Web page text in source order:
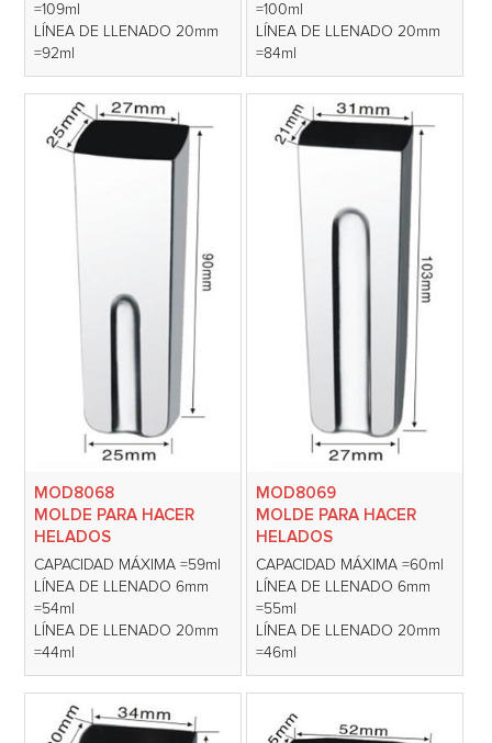
=109ml
LÍNEA DE LLENADO 20mm
=92ml
=100ml
LÍNEA DE LLENADO 20mm
=84ml
MOD8068
MOLDE PARA HACER
HELADOS
CAPACIDAD MÁXIMA =59ml
LÍNEA DE LLENADO 6mm
=54ml
LÍNEA DE LLENADO 20mm
=44ml
MOD8069
MOLDE PARA HACER
HELADOS
CAPACIDAD MÁXIMA =60ml
LÍNEA DE LLENADO 6mm
=55ml
LÍNEA DE LLENADO 20mm
=46ml